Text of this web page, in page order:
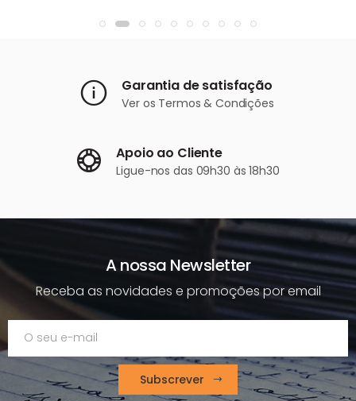
Garantia de satisfação
Ver os Termos & Condições
Apoio ao Cliente
Ligue-nos das 09h30 às 18h30
A nossa Newsletter
Receba as novidades e promoções por email
Subscrever